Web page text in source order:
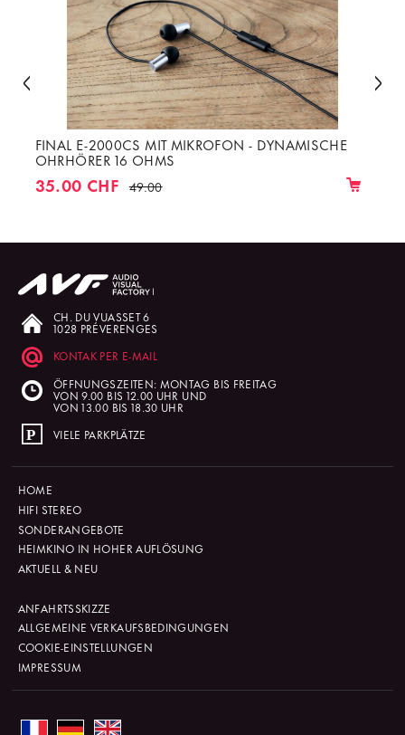
FINAL E-2000CS MIT MIKROFON - DYNAMISCHE
OHRHÖRER 16 OHMS
35.00 CHF 49.00
CH. DU VUASSET 6
1028 PRÉVERENGES
KONTAK PER E-MAIL
ÖFFNUNGSZEITEN: MONTAG BIS FREITAG
VON 9.00 BIS 12.00 UHR UND
VON 13.00 BIS 18.30 UHR
VIELE PARKPLÄTZE
HOME
HIFI STEREO
SONDERANGEBOTE
HEIMKINO IN HOHER AUFLÖSUNG
AKTUELL & NEU
ANFAHRTSSKIZZE
ALLGEMEINE VERKAUFSBEDINGUNGEN
COOKIE-EINSTELLUNGEN
IMPRESSUM